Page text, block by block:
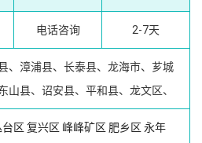
电话咨询 2-7天
、漳浦县、长泰县、龙海市、芗城
山县、诏安县、平和县、龙文区、
台区 复兴区 峰峰矿区 肥乡区 永年